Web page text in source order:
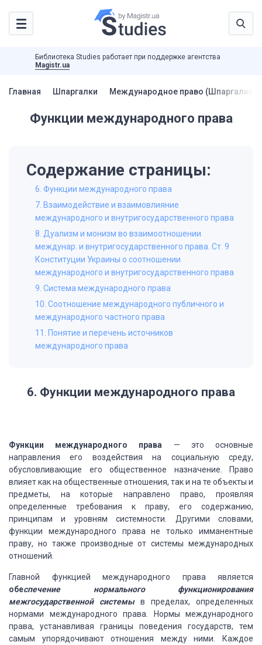
Библиотека Studies работает при поддержке агентства
Magistr.ua
Главная Шпаргалки Международное право (Шпаргалки)
Функции международного права
Содержание страницы:
6. Функции международного права
7. Взаимодействие и взаимовлияние
международного и внутригосударственного права
8. Дуализм и монизм во взаимоотношении
междунар. и внутригосударственного права. Ст. 9
Конституции Украины о соотношении
международного и внутригосударственного права
9. Система международного права
10. Соотношение международного публичного и
международного частного права
11. Понятие и перечень источников
международного права
6. Функции международного права
Функции международного права — это основные
направления его воздействия на социальную среду,
обусловливающие его общественное назначение. Право
влияет какна общественные отношения, так и на те объекты и
предметы, на которые направлено право, проявляя
определенные требования к праву, его содержанию,
принципам и уровням системности. Другими словами,
функции международного права не только имманентные
праву, но также производные от системы международных
отношений.
Главной функцией международного права является
обеспечениенормального функционирования
межгосударственной системыв пределах, определенных
нормами международного права. Нормы международного
права, устанавливая границы поведения государств, тем
самым упорядочивают отношения между ними. Каждое